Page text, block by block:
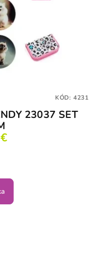
23037 SET
KÓD: 4231